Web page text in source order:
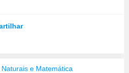
e Matemática